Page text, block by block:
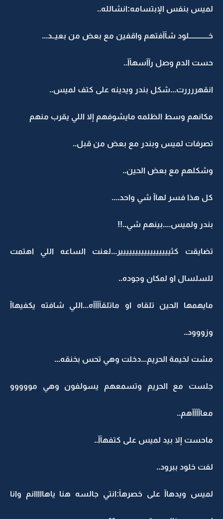
لميس بنفس الإبتسامه:انشالله..
خـــــــــــــلود شآآفتهم واقفين مع بعض من بعيــد...
حست الدم وصل رآآسهآآ..
انقهررررت...شكل بندر ويدينه على كتف لميس..
مكانهم وسط الظلمه مايشوفهم إلا اللي يقرب منهم
تصرفات لميس وبندر مع بعض من قبل..
وشكلهم مع بعض الحين..
كل هذا فسر لهاآ شي واحد....
بندر ولميس....بينهم شي..!!
تضايقت كثييييييييييييييييير...لعنت الساعه اللي اهتمت
للسلسال او لمكان وجوده..
مايهمها الحين تلقاه او ماتلقآآآآه...اللي شافته يكفيهاآ
وزووود..
مشت لخيمة الحريم...دخلت وهي تحس بخنقه...
جلست مع الحريم وتسمعهم يسولفون وهي مووووو
معاآآآآهم..
ماحست إلا بيد لميس على كتفهآآ..
لفت خلود ببرود..
لميس ويدهاآ على خصرهآ:انتي جالسه هنا ياهااااانم وانا